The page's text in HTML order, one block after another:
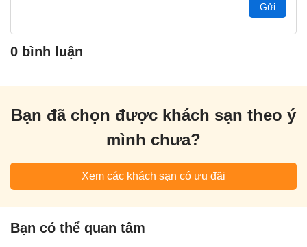
Gửi
0 bình luận
Bạn đã chọn được khách sạn theo ý
mình chưa?
Xem các khách sạn có ưu đãi
Bạn có thể quan tâm